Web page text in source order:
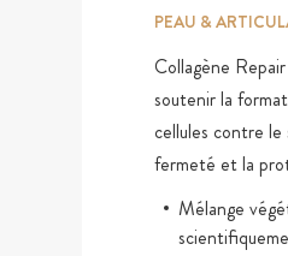
PEAU &
Collagène
soutenir la
cellules contre
fermeté et la
Mélange